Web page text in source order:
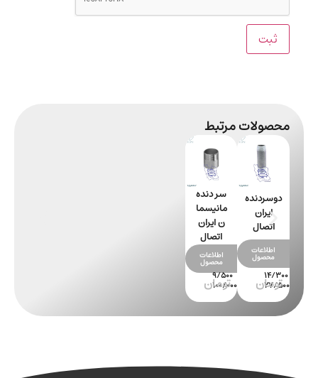
محصولات مرتبط
دوسردنده
ایران
اتصال
اطلاعات
محصول
سر دنده
مانیسما
ن ایران
اتصال
اطلاعات
محصول